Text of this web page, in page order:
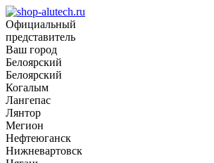
Официальный
представитель
Ваш город
Белоярский
Белоярский
Когалым
Лангепас
Лянтор
Мегион
Нефтеюганск
Нижневартовск